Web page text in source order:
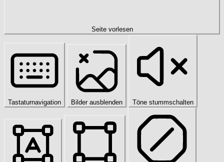
Seite vorlesen
Tastaturnavigation Bilder ausblenden Töne stummschalten